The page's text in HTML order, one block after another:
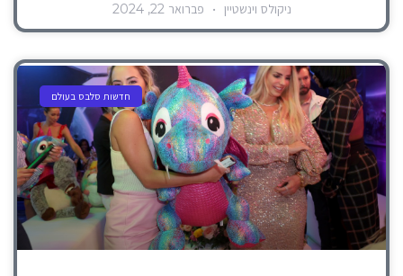
ניקולס וינשטיין פברואר 22, 2024
חדשות סלבס בעולם